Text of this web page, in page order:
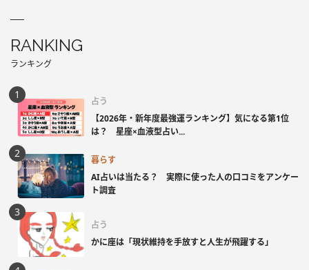
RANKING
ランキング
占う
【2026年・新年度最強運ランキング】気になる第1位
は？ 星座×血液型占い...
暮らす
AI占いは当たる？ 実際に使った人の口コミをアンケー
ト調査
占う
かに座は「現状維持を手放すと人生が飛躍する」